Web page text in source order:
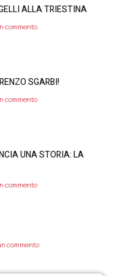
ALLA TRIESTINA
commento
SGARBI!
commento
UNA STORIA: LA
commento
commento